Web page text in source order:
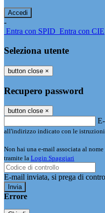
-
Entra con SPID Entra con CIE
Seleziona utente
button close ×
Recupero password
button close ×
all'indirizzo indicato con le istruzioni
Non hai una e-mail associata al
tramite la Login Spaggiari
E-mail inviata, si prega di
Errore